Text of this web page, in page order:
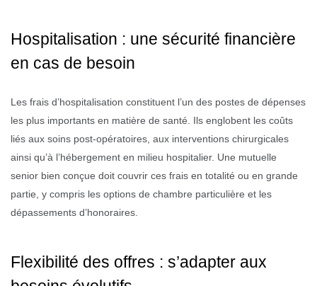
Hospitalisation : une sécurité financière
en cas de besoin
Les frais d’hospitalisation constituent l’un des postes de dépenses
les plus importants en matière de santé. Ils englobent les coûts
liés aux soins post-opératoires, aux interventions chirurgicales
ainsi qu’à l’hébergement en milieu hospitalier. Une mutuelle
senior bien conçue doit couvrir ces frais en totalité ou en grande
partie, y compris les options de chambre particulière et les
dépassements d’honoraires.
Flexibilité des offres : s’adapter aux